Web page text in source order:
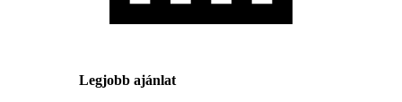
Legjobb ajánlat